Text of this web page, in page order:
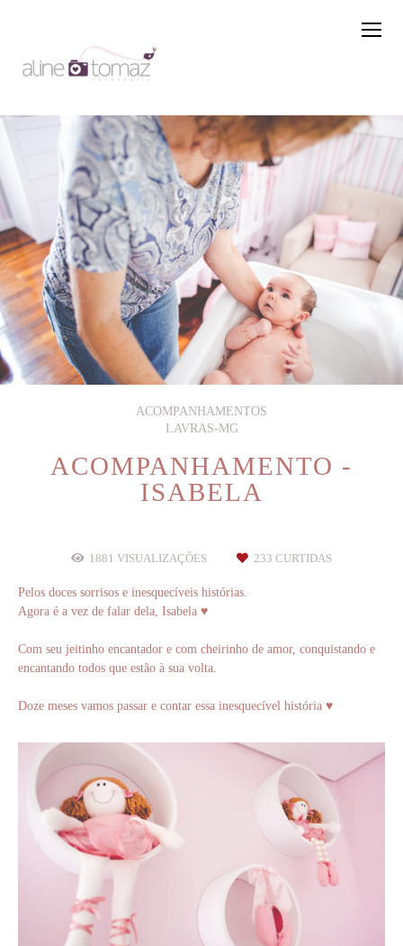
ACOMPANHAMENTOS
LAVRAS-MG
ACOMPANHAMENTO -
ISABELA
1881 VISUALIZAÇÕES 233 CURTIDAS
Pelos doces sorrisos e inesquecíveis histórias.
Agora é a vez de falar dela, Isabela ♥
Com seu jeitinho encantador e com cheirinho de amor, conquistando e
encantando todos que estão à sua volta.
Doze meses vamos passar e contar essa inesquecível história ♥